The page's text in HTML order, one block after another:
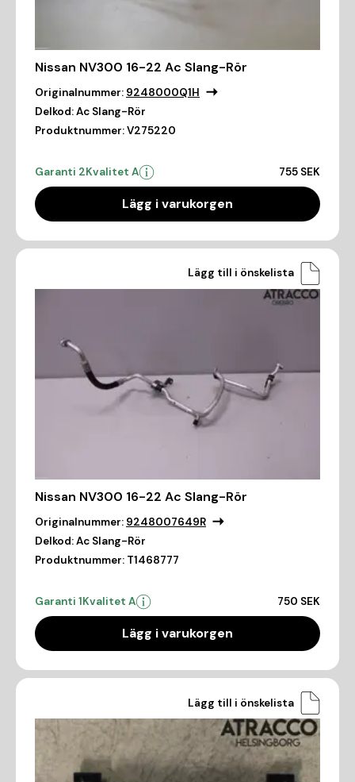
Nissan NV300 16-22 Ac Slang-Rör
Originalnummer: 9248000Q1H
Delkod:Ac Slang-Rör
Produktnummer:V275220
Garanti 2Kvalitet A 755 SEK
Lägg i varukorgen
Lägg till i önskelista
Nissan NV300 16-22 Ac Slang-Rör
Originalnummer: 9248007649R
Delkod:Ac Slang-Rör
Produktnummer: T1468777
Garanti 1Kvalitet A 750 SEK
Lägg i varukorgen
Lägg till i önskelista